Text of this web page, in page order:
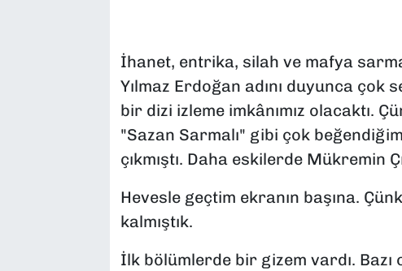
İhanet, entrika, silah ve mafya
Yılmaz Erdoğan adını duyunca çok
bir dizi izleme imkânımız olacaktı.
"Sazan Sarmalı" gibi çok
çıkmıştı. Daha eskilerde Mükremin
Hevesle geçtim ekranın başına.
kalmıştık.
İlk bölümlerde bir gizem vardı.
TEKNOLOJİ
YEREL YÖNETİMLER